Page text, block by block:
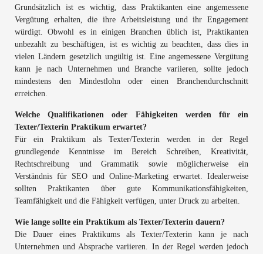
Grundsätzlich ist es wichtig, dass Praktikanten eine angemessene
Vergütung erhalten, die ihre Arbeitsleistung und ihr Engagement
würdigt. Obwohl es in einigen Branchen üblich ist, Praktikanten
unbezahlt zu beschäftigen, ist es wichtig zu beachten, dass dies in
vielen Ländern gesetzlich ungültig ist. Eine angemessene Vergütung
kann je nach Unternehmen und Branche variieren, sollte jedoch
mindestens den Mindestlohn oder einen Branchendurchschnitt
erreichen.
Welche Qualifikationen oder Fähigkeiten werden für ein
Texter/Texterin Praktikum erwartet?
Für ein Praktikum als Texter/Texterin werden in der Regel
grundlegende Kenntnisse im Bereich Schreiben, Kreativität,
Rechtschreibung und Grammatik sowie möglicherweise ein
Verständnis für SEO und Online-Marketing erwartet. Idealerweise
sollten Praktikanten über gute Kommunikationsfähigkeiten,
Teamfähigkeit und die Fähigkeit verfügen, unter Druck zu arbeiten.
Wie lange sollte ein Praktikum als Texter/Texterin dauern?
Die Dauer eines Praktikums als Texter/Texterin kann je nach
Unternehmen und Absprache variieren. In der Regel werden jedoch